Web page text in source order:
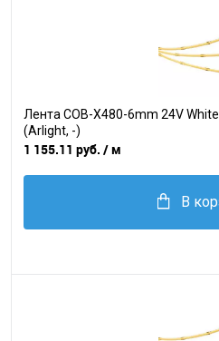
Лента COB-X480-6mm 24V
(Arlight, -)
1 155.11 руб. / м
В